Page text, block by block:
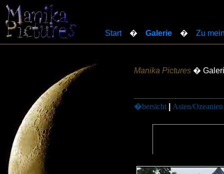
Start� Galerie � Zu
Manika Pictures �
�bersicht Asien/Ozeanien